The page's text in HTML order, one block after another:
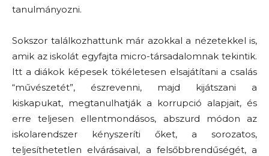
tanulmányozni.
Sokszor találkozhattunk már azokkal a nézetekkel is,
amik az iskolát egyfajta micro-társadalomnak tekintik.
Itt a diákok képesek tökéletesen elsajátítani a csalás
“művészetét”, észrevenni, majd kijátszani a
kiskapukat, megtanulhatják a korrupció alapjait, és
erre teljesen ellentmondásos, abszurd módon az
iskolarendszer kényszeríti őket, a sorozatos,
teljesíthetetlen elvárásaival, a felsőbbrendűségét, a